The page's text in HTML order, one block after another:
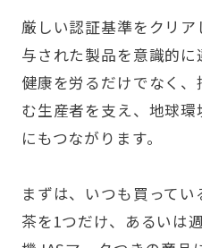
厳しい認証基準をクリ
与された製品を意識的
健康を労るだけでなく
む生産者を支え、地球
にもつながります。
まずは、いつも買って
茶を1つだけ、あるいは